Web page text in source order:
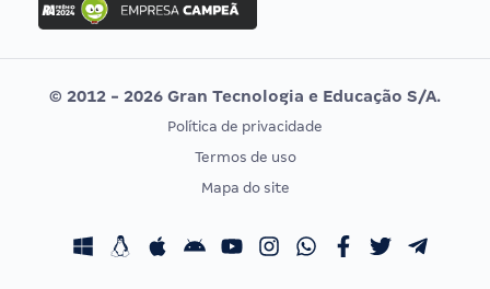
Concurso MPU
Editais publicados
Vunesp
CONCURSOS POR PROFISSÃO
Concursos Fiscais
EXAME DE ORDEM
Calendário OAB
© 2012 - 2026 Gran Tecnologia e Educação S/A.
Política de privacidade
Termos de uso
Mapa do site